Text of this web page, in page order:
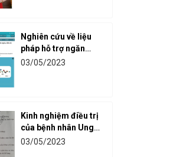
Nghiên cứu về liệu
pháp hỗ trợ ngăn
ngừa, điều trị ung
03/05/2023
Kinh nghiệm điều trị
của bệnh nhân Ung
thư đại trực tràng với
03/05/2023